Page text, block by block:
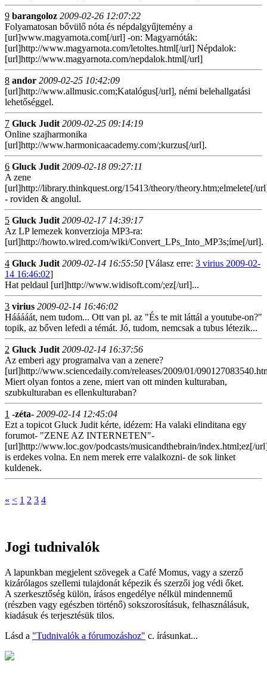
9 barangoloz 2009-02-26 12:07:22
Folyamatosan bővülő nóta és népdalgyűjtemény a
[url]www.magyarnota.com[/url] -on: Magyarnóták:
[url]http://www.magyarnota.com/letoltes.html[/url] Népdalok:
[url]http://www.magyarnota.com/nepdalok.html[/url]
8 andor 2009-02-25 10:42:09
[url]http://www.allmusic.com;Katalógus[/url], némi belehallgatási
lehetőséggel.
7 Gluck Judit 2009-02-25 09:14:19
Online szajharmonika
[url]http://www.harmonicaacademy.com/;kurzus[/url].
6 Gluck Judit 2009-02-18 09:27:11
A zene
[url]http://library.thinkquest.org/15413/theory/theory.htm;elmelete[/
- roviden & angolul.
5 Gluck Judit 2009-02-17 14:39:17
Az LP lemezek konverzioja MP3-ra:
[url]http://howto.wired.com/wiki/Convert_LPs_Into_MP3s;íme[/url].
4 Gluck Judit 2009-02-14 16:55:50 [Válasz erre: 3 virius 2009-02-
14 16:46:02]
Hat peldaul [url]http://www.widisoft.com/;ez[/url]...
3 virius 2009-02-14 16:46:02
Hááááát, nem tudom... Ott van pl. az "És te mit láttál a youtube-on?"
topik, az bőven lefedi a témát. Jó, tudom, nemcsak a tubus létezik...
2 Gluck Judit 2009-02-14 16:37:56
Az emberi agy programalva van a zenere?
[url]http://www.sciencedaily.com/releases/2009/01/
Miert olyan fontos a zene, miert van ott minden kulturaban,
szubkulturaban es ellenkulturaban?
1 -zéta- 2009-02-14 12:45:04
Ezt a topicot Gluck Judit kérte, idézem: Ha valaki elinditana egy
forumot- "ZENE AZ INTERNETEN"-
[url]http://www.loc.gov/podcasts/musicandthebrain/index.html;ez[/
is erdekes volna. En nem merek erre valalkozni- de sok linket
kuldenek.
« < 1 2 3 4
Jogi tudnivalók
A lapunkban megjelent szövegek a Café Momus, vagy a szerző
kizárólagos szellemi tulajdonát képezik és szerzői jog védi őket.
A szerkesztőség külön, írásos engedélye nélkül mindennemű
(részben vagy egészben történő) sokszorosításuk, felhasználásuk,
kiadásuk és terjesztésük tilos.
Lásd a "Tudnivalók a fórumozáshoz" c. írásunkat...